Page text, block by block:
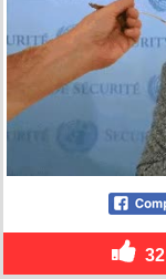
32